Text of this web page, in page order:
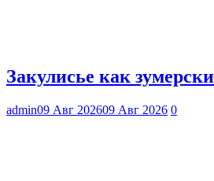
Закулисье как
admin09 Авг 202609 Авг 2026 0